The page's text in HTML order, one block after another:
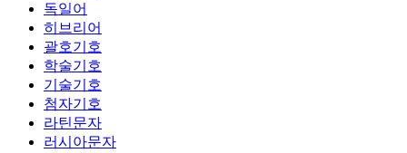
독일어
히브리어
괄호기호
학술기호
기술기호
첨자기호
라틴문자
러시아문자